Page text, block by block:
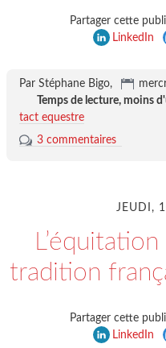
Partager cette
LinkedIn
Par Stéphane Bigo,
Temps de lecture, moins
tact equestre
3 commentaires
JEUDI,
tradition
Partager cette
LinkedIn